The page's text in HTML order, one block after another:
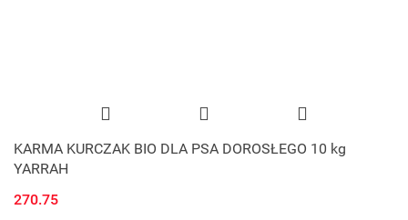
KARMA KURCZAK BIO DLA PSA DOROSŁEGO 10 kg
YARRAH
270.75